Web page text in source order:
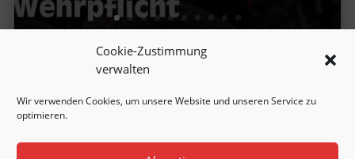
Cookie-Zustimmung
verwalten
Wir verwenden Cookies, um unsere Website und unseren Service zu
optimieren.